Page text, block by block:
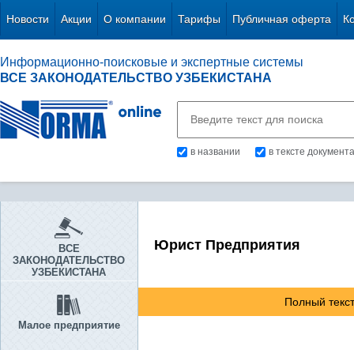
Новости Акции О компании Тарифы Публичная оферта
Информационно-поисковые и экспертные системы
ВСЕ ЗАКОНОДАТЕЛЬСТВО УЗБЕКИСТАНА
в названии в тексте документа
ВСЕ
ЗАКОНОДАТЕЛЬСТВО
УЗБЕКИСТАНА
Малое предприятие
Юрист Предприятия
Полный